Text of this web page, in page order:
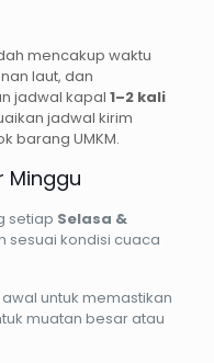
mencakup waktu
laut, dan
jadwal kapal 1–2 kali
jadwal kirim
barang UMKM.
Minggu
setiap Selasa &
sesuai kondisi cuaca
untuk memastikan
muatan besar atau